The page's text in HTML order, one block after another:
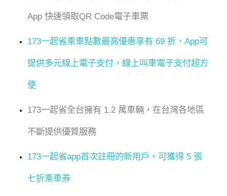
App 快速領取QR Code電子車票
173一起省乘車點數最高優惠享有 69 折，App可
提供多元線上電子支付，線上叫車電子支付超方
便
173一起省全台擁有 1.2 萬車輛，在台灣各地區
不斷提供優質服務
173一起省app首次註冊的新用戶，可獲得 5 張
七折乘車券